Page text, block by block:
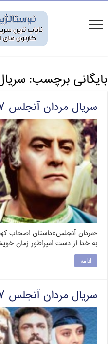
بایگانی برچسب:
سریال مردان آنجلس ۱۳۷۷ (پخش جدید)
«مردان آنجلس»داستان اصحاب
به خدا از دست امپراطور زمان
ادامه
سریال مردان آنجلس ۱۳۷۷